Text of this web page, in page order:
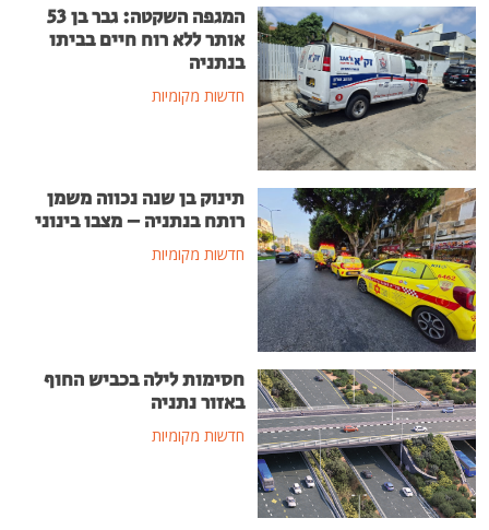
המגפה השקטה: גבר בן 53
אותר ללא רוח חיים בביתו
בנתניה
חדשות מקומיות
תינוק בן שנה נכווה משמן
רותח בנתניה – מצבו בינוני
חדשות מקומיות
חסימות לילה בכביש החוף
באזור נתניה
חדשות מקומיות